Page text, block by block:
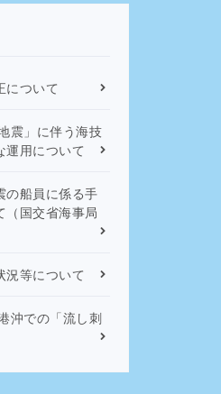
について
震」に伴う海技
運用について
の船員に係る手
（国交省海事局
況等について
沖での「流し刺